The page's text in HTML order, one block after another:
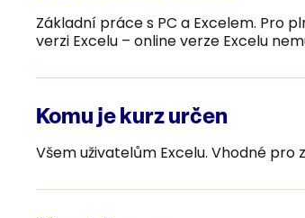
Základní práce s PC a Excelem. Pro
verzi Excelu – online verze Excelu
Komu je kurz určen
Všem uživatelům Excelu. Vhodné pro